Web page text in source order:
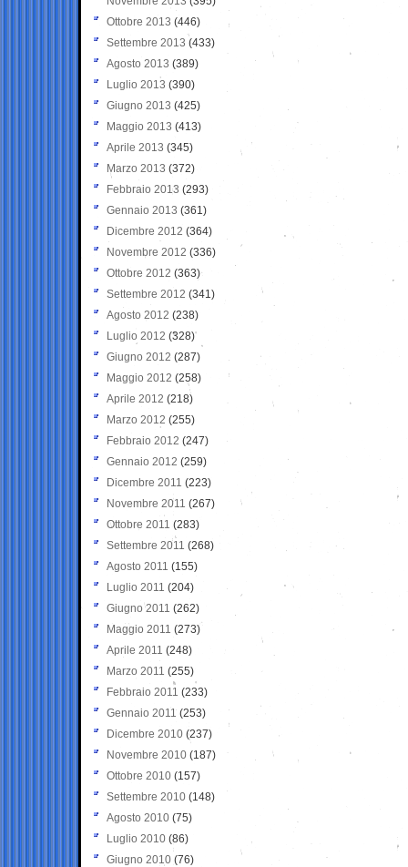
Ottobre 2013 (446)
Settembre 2013 (433)
Agosto 2013 (389)
Luglio 2013 (390)
Giugno 2013 (425)
Maggio 2013 (413)
Aprile 2013 (345)
Marzo 2013 (372)
Febbraio 2013 (293)
Gennaio 2013 (361)
Dicembre 2012 (364)
Novembre 2012 (336)
Ottobre 2012 (363)
Settembre 2012 (341)
Agosto 2012 (238)
Luglio 2012 (328)
Giugno 2012 (287)
Maggio 2012 (258)
Aprile 2012 (218)
Marzo 2012 (255)
Febbraio 2012 (247)
Gennaio 2012 (259)
Dicembre 2011 (223)
Novembre 2011 (267)
Ottobre 2011 (283)
Settembre 2011 (268)
Agosto 2011 (155)
Luglio 2011 (204)
Giugno 2011 (262)
Maggio 2011 (273)
Aprile 2011 (248)
Marzo 2011 (255)
Febbraio 2011 (233)
Gennaio 2011 (253)
Dicembre 2010 (237)
Novembre 2010 (187)
Ottobre 2010 (157)
Settembre 2010 (148)
Agosto 2010 (75)
Luglio 2010 (86)
Giugno 2010 (76)